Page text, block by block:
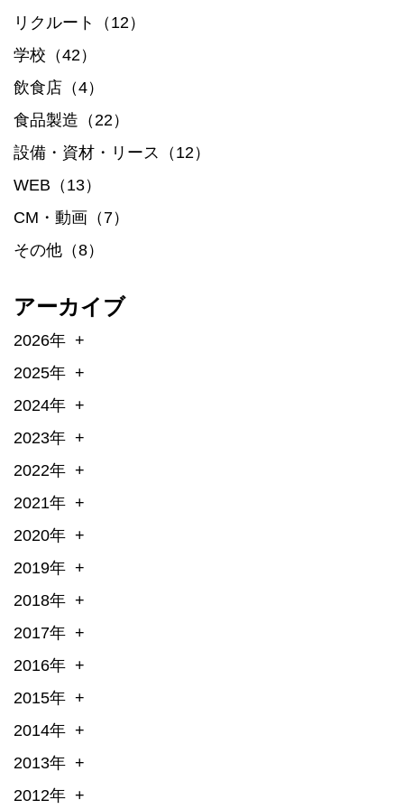
リクルート（12）
学校（42）
飲食店（4）
食品製造（22）
設備・資材・リース（12）
WEB（13）
CM・動画（7）
その他（8）
アーカイブ
2026年
2025年
2024年
2023年
2022年
2021年
2020年
2019年
2018年
2017年
2016年
2015年
2014年
2013年
2012年